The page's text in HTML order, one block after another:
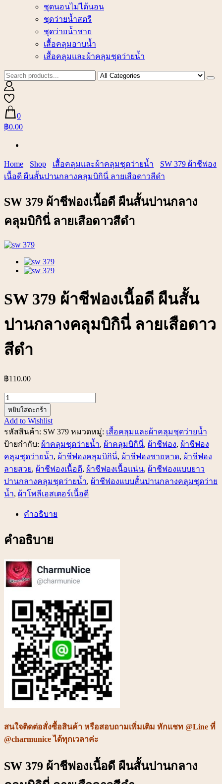
ชุดนอนไม่ได้นอน
ชุดว่ายน้ำสตรี
ชุดว่ายน้ำชาย
เสื้อคลุมอาบน้ำ
เสื้อคลุมและผ้าคลุมชุดว่ายน้ำ
0
฿0.00
Home Shop เสื้อคลุมและผ้าคลุมชุดว่ายน้ำ
SW 379 ผ้าชีฟอง
เนื้อดี ผืนสั้นปานกลางคลุมบิกินี่ ลายเสือดาวสีดำ
SW 379 ผ้าชีฟองเนื้อดี ผืนสั้นปานกลาง
คลุมบิกินี่ ลายเสือดาวสีดำ
SW 379 ผ้าชีฟองเนื้อดี ผืนสั้น
ปานกลางคลุมบิกินี่ ลายเสือดาว
สีดำ
฿110.00
จำนวน
SW
379
ผ้า
ชีฟอง
เนื้อ
ดี
ผืน
สั้น
กลาง
บิ
ลาย
เสือ
ดาว
สีดำ
หยิบใส่ตะกร้า
Add to Wishlist
รหัสสินค้า: SW 379 หมวดหมู่: เสื้อคลุมและผ้าคลุมชุดว่ายน้ำ
ป้ายกำกับ: ผ้าคลุมชุดว่ายน้ำ, ผ้าคลุมบิกินี่, ผ้าชีฟอง, ผ้าชีฟอง
คลุมชุดว่ายน้ำ, ผ้าชีฟองคลุมบิกินี่, ผ้าชีฟองชายหาด, ผ้าชีฟอง
ลายสวย, ผ้าชีฟองเนื้อดี, ผ้าชีฟองเนื้อแน่น, ผ้าชีฟองแบบยาว
ปานกลางคลุมชุดว่ายน้ำ, ผ้าชีฟองแบบสั้นปานกลางคลุมชุดว่าย
น้ำ, ผ้าโพลีเอสเตอร์เนื้อดี
คำอธิบาย
คำอธิบาย
สนใจติดต่อสั่งซื้อสินค้า หรือสอบถามเพิ่มเติม ทักแชท @Line ที่
@charmunice ได้ทุกเวลาค่ะ
SW 379 ผ้าชีฟองเนื้อดี ผืนสั้นปานกลาง